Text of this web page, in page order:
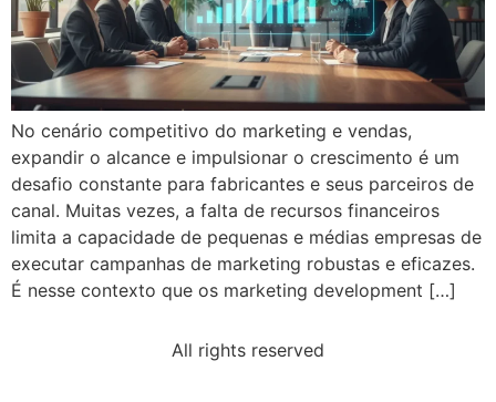
No cenário competitivo do marketing e vendas,
expandir o alcance e impulsionar o crescimento é um
desafio constante para fabricantes e seus parceiros de
canal. Muitas vezes, a falta de recursos financeiros
limita a capacidade de pequenas e médias empresas de
executar campanhas de marketing robustas e eficazes.
É nesse contexto que os marketing development […]
All rights reserved